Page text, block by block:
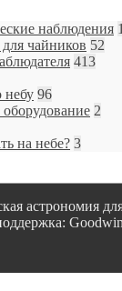
наблюдения
чайников 52
413
небу 96
2
на небе? 3
астрономия